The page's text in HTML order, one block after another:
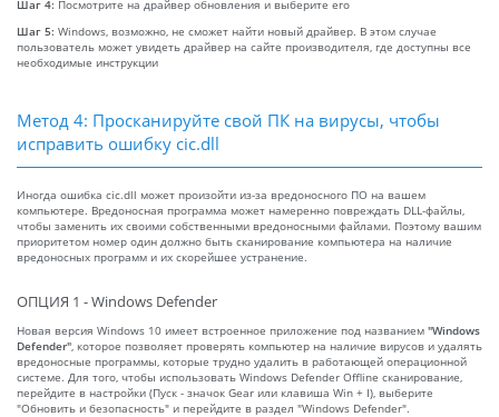
Шаг 4: Посмотрите на драйвер обновления и выберите его
Шаг 5: Windows, возможно, не сможет найти новый драйвер. В этом случае
пользователь может увидеть драйвер на сайте производителя, где доступны все
необходимые инструкции
Метод 4: Просканируйте свой ПК на вирусы, чтобы
исправить ошибку cic.dll
Иногда ошибка cic.dll может произойти из-за вредоносного ПО на вашем
компьютере. Вредоносная программа может намеренно повреждать DLL-файлы,
чтобы заменить их своими собственными вредоносными файлами. Поэтому вашим
приоритетом номер один должно быть сканирование компьютера на наличие
вредоносных программ и их скорейшее устранение.
ОПЦИЯ 1 - Windows Defender
Новая версия Windows 10 имеет встроенное приложение под названием "Windows
Defender" , которое позволяет проверять компьютер на наличие вирусов и удалять
вредоносные программы, которые трудно удалить в работающей операционной
системе. Для того, чтобы использовать Windows Defender Offline сканирование,
перейдите в настройки (Пуск - значок Gear или клавиша Win + I), выберите
"Обновить и безопасность" и перейдите в раздел "Windows Defender".